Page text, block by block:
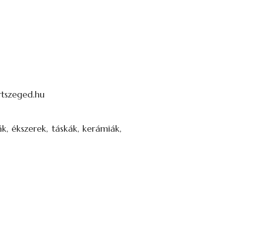
ékszerek, táskák, kerámiák,